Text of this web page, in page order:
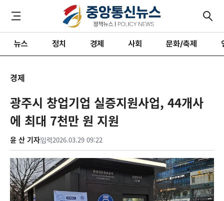
뉴스 정치 경제 사회 문화/축제
경제
광주시 창업기업 실증지원사업, 44개사
에 최대 7천만 원 지원
윤 산 기자입력2026.03.29 09:22